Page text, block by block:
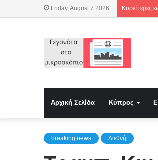
Friday, August 7 2026 Κυριότερες
Αρχική Σελίδα Κύπρος
breaking news Διεθνή